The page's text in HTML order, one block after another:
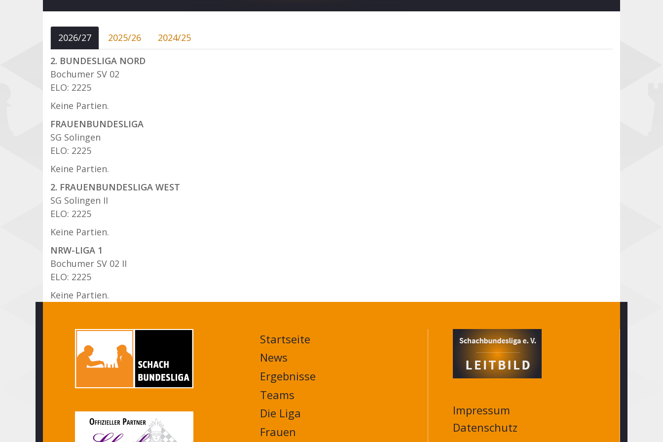
2026/27 2025/26
2024/25
2. BUNDESLIGA NORD
Bochumer SV 02
ELO: 2225
Keine Partien.
FRAUENBUNDESLIGA
SG Solingen
ELO: 2225
Keine Partien.
2. FRAUENBUNDESLIGA WEST
SG Solingen II
ELO: 2225
Keine Partien.
NRW-LIGA 1
Bochumer SV 02 II
ELO: 2225
Keine Partien.
MAIN
NAVIGATION
FOOTER
Startseite
News
Ergebnisse
Teams
Die Liga
Frauen
Impressum
Datenschutz